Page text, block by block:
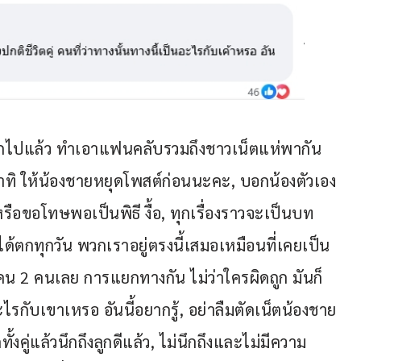
ปแล้ว ทำเอาแฟนคลับรวมถึงชาวเน็ตแห่พากัน
ให้น้องชายหยุดโพสต์ก่อนนะคะ, บอกน้องตัวเอง
ขอโทษพอเป็นพิธี งื้อ, ทุกเรื่องราวจะเป็นบท
ตกทุกวัน พวกเราอยู่ตรงนี้เสมอเหมือนที่เคยเป็น
น 2 คนเลย การแยกทางกัน ไม่ว่าใครผิดถูก มันก็
กับเขาเหรอ อันนี้อยากรู้, อย่าลืมตัดเน็ตน้องชาย
งคู่แล้วนึกถึงลูกดีแล้ว, ไม่นึกถึงและไม่มีความ